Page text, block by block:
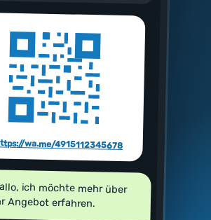
wa.me/4915112345678
ich möchte mehr über
Angebot erfahren.